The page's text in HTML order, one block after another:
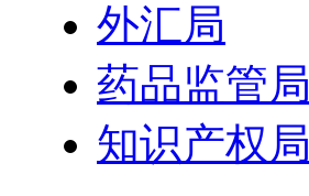
外汇局
药品监管局
知识产权局